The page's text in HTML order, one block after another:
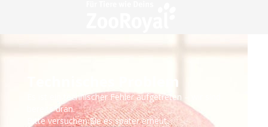
Technisches Problem
Es ist ein technischer Fehler aufgetreten – wir sind
bereits dran.
Bitte versuchen Sie es später erneut.